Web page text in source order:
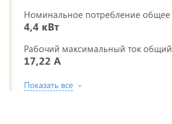
Номинальное потребление общее
4,4 кВт
Рабочий максимальный ток общий
17,22 А
Показать все